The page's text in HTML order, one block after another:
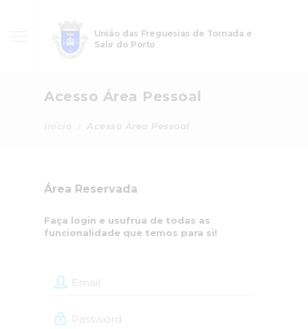
União das Freguesias de Tornada e
Salir do Porto
Acesso Área Pessoal
Acesso Área Pessoal
Área Reservada
Faça login e usufrua de todas as
funcionalidade que temos para si!